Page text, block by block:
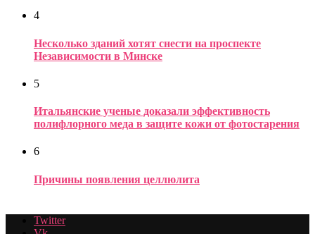
4
Несколько зданий хотят снести на проспекте
Независимости в Минске
5
Итальянские ученые доказали эффективность
полифлорного меда в защите кожи от фотостарения
6
Причины появления целлюлита
Twitter